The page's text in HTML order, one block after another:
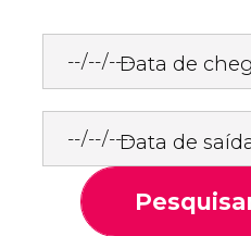
Data de
Data de